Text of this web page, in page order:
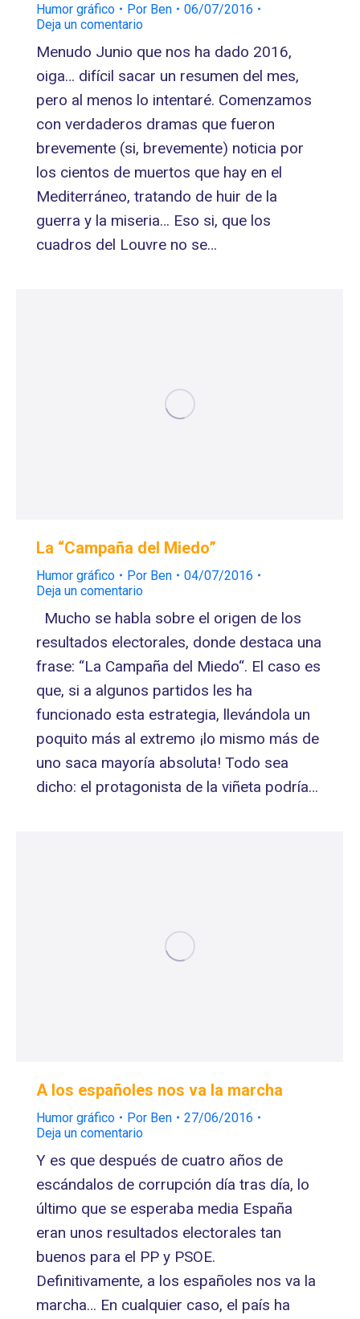
Humor gráfico Por Ben
06/07/2016
Deja un comentario
Menudo Junio que nos ha dado 2016,
oiga… difícil sacar un resumen del mes,
pero al menos lo intentaré. Comenzamos
con verdaderos dramas que fueron
brevemente (si, brevemente) noticia por
los cientos de muertos que hay en el
Mediterráneo, tratando de huir de la
guerra y la miseria… Eso si, que los
cuadros del Louvre no se…
La “Campaña del Miedo”
Humor gráfico Por Ben
04/07/2016
Deja un comentario
Mucho se habla sobre el origen de los
resultados electorales, donde destaca una
frase: “La Campaña del Miedo“. El caso es
que, si a algunos partidos les ha
funcionado esta estrategia, llevándola un
poquito más al extremo ¡lo mismo más de
uno saca mayoría absoluta! Todo sea
dicho: el protagonista de la viñeta podría…
A los españoles nos va la marcha
Humor gráfico Por Ben
27/06/2016
Deja un comentario
Y es que después de cuatro años de
escándalos de corrupción día tras día, lo
último que se esperaba media España
eran unos resultados electorales tan
buenos para el PP y PSOE.
Definitivamente, a los españoles nos va la
marcha… En cualquier caso, el país ha